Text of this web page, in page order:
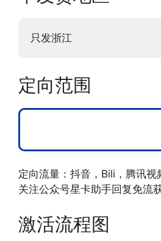
只发浙江
定向范围
定向流量：抖音，Bili，腾讯
关注公众号星卡助手回复免流
激活流程图